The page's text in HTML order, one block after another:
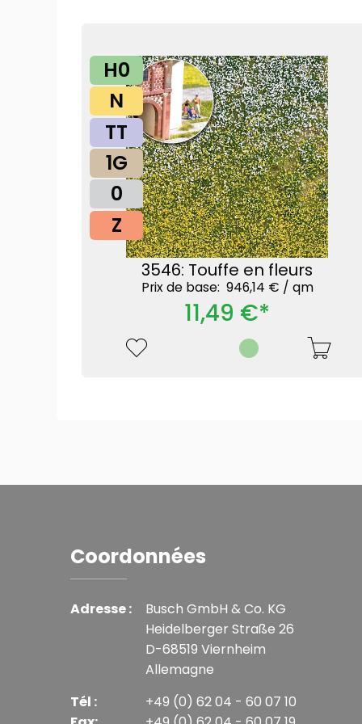
H0
N
TT
1G
0
Z
3546: Touffe en fleurs
Prix ​​de base: 946,14 € / qm
11,49 €*
Coordonnées
Adresse :
Busch GmbH & Co. KG
Heidelberger Straße 26
D-68519 Viernheim
Allemagne
Tél :
+49 (0) 62 04 - 60 07 10